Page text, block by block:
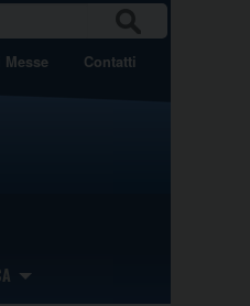
CA
Messe Contatti